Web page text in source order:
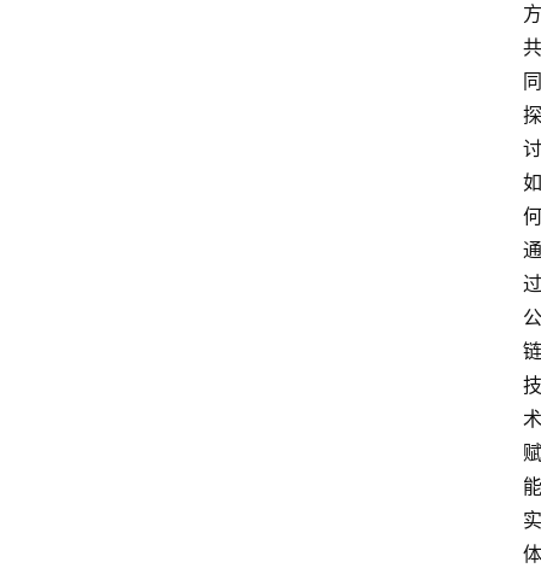
方
共
同
探
讨
如
何
通
过
公
链
技
术
赋
能
实
体